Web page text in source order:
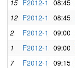
15 F2012-1 08:45
12 F2012-1 08:45
2
F2012-1 09:00
1
F2012-1 09:00
7
F2012-1 09:15